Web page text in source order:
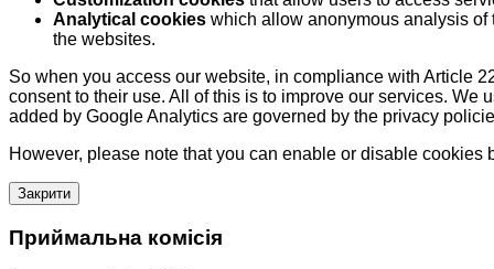
Analytical cookies which allow anonymous analysis
the websites.
So when you access our website, in compliance with Article
consent to their use. All of this is to improve our services.
added by Google Analytics are governed by the privacy
However, please note that you can enable or disable cookies
Закрити
Приймальна комісія